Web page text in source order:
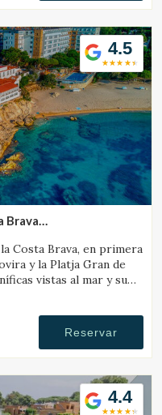
4.5
Brava
Costa Brava, en primera
y la Platja Gran de
vistas al mar y su
Reservar
4.4
Aceptar todas